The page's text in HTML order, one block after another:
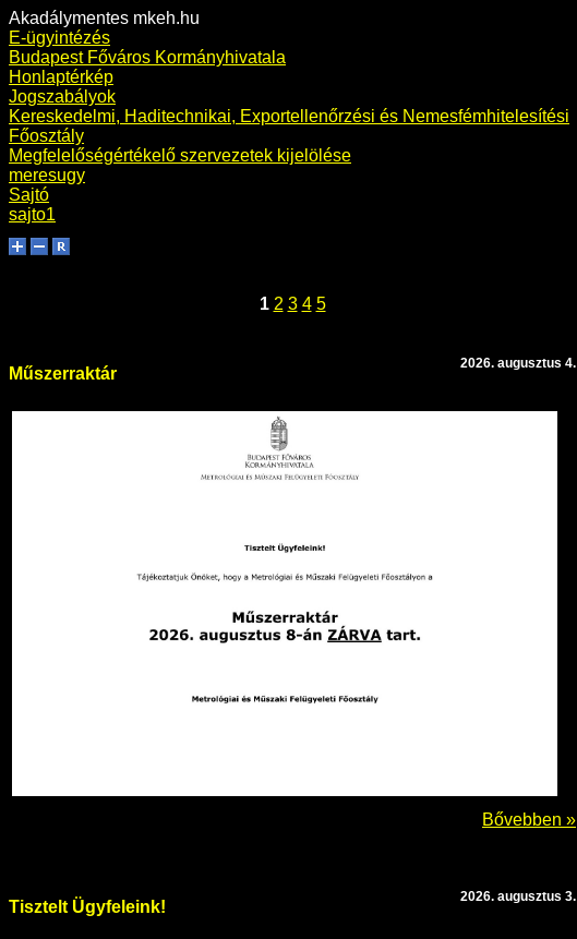
Akadálymentes mkeh.hu
E-ügyintézés
Budapest Főváros Kormányhivatala
Honlaptérkép
Jogszabályok
Kereskedelmi, Haditechnikai, Exportellenőrzési és Nemesfémhitelesítési
Főosztály
Megfelelőségértékelő szervezetek kijelölése
meresugy
Sajtó
sajto1
1 2 3 4 5
2026. augusztus 4.
Műszerraktár
Bővebben »
2026. augusztus 3.
Tisztelt Ügyfeleink!